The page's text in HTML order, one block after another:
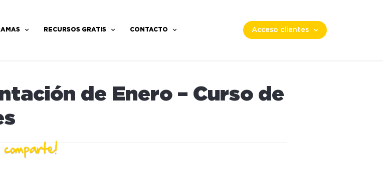
RECURSOS GRATIS CONTACTO Acceso clientes
de Enero – Curso de